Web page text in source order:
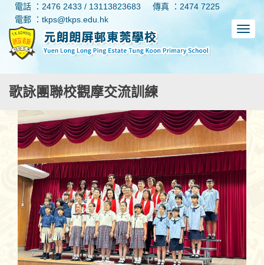
電話 ：2476 2433 / 13113823683
傳真 ：2474 7225
電郵 ：tkps@tkps.edu.hk
歌詠團聯校觀摩交流訓練